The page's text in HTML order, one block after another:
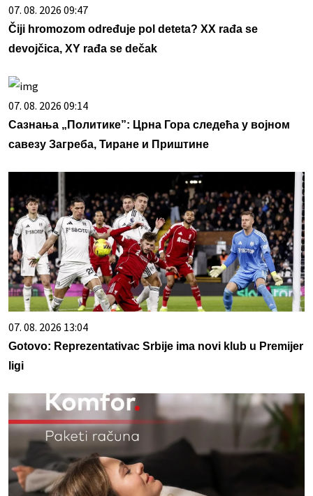
07. 08. 2026 09:47
Čiji hromozom određuje pol deteta? XX rađa se
devojčica, XY rađa se dečak
07. 08. 2026 09:14
Сазнања „Политике”: Црна Гора следећа у војном
савезу Загреба, Тиране и Приштине
07. 08. 2026 13:04
Gotovo: Reprezentativac Srbije ima novi klub u Premijer
ligi